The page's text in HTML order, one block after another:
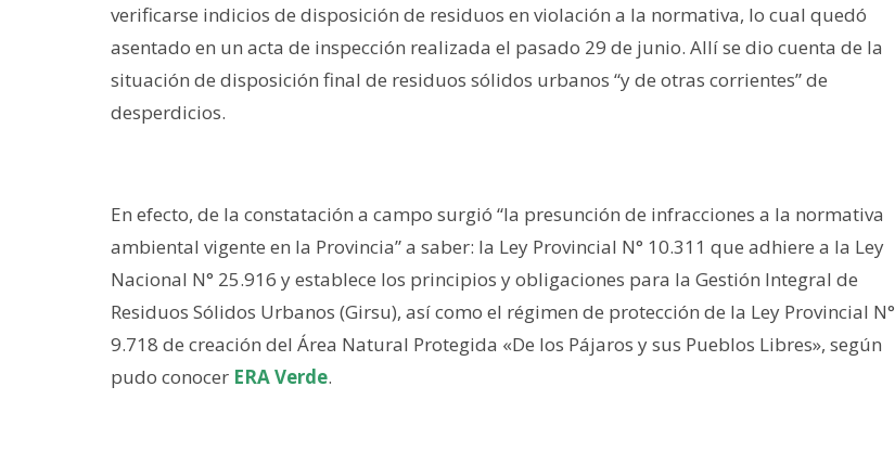
verificarse indicios de disposición de residuos en violación a la normativa, lo cual quedó
asentado en un acta de inspección realizada el pasado 29 de junio. Allí se dio cuenta de la
situación de disposición final de residuos sólidos urbanos “y de otras corrientes” de
desperdicios.
En efecto, de la constatación a campo surgió “la presunción de infracciones a la normativa
ambiental vigente en la Provincia” a saber: la Ley Provincial N° 10.311 que adhiere a la Ley
Nacional N° 25.916 y establece los principios y obligaciones para la Gestión Integral de
Residuos Sólidos Urbanos (Girsu), así como el régimen de protección de la Ley Provincial N°
9.718 de creación del Área Natural Protegida «De los Pájaros y sus Pueblos Libres», según
pudo conocer ERA Verde.